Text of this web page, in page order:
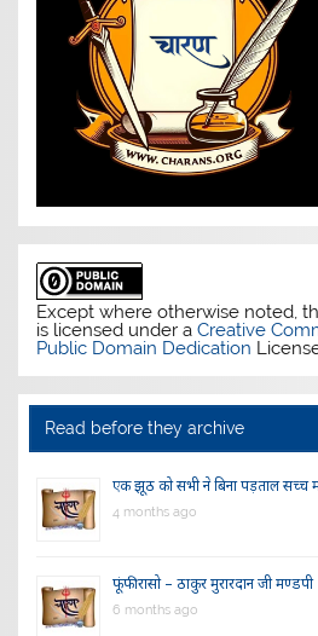
Except where otherwise noted,
is licensed under aCreative
Public Domain Dedication
Read before they archive
एक झूठ को सभी ने बिना पड़ताल सच्च
4 months ago
फूंफी रासो – ठाकुर मुरारदान जी मण्डपी
6 months ago